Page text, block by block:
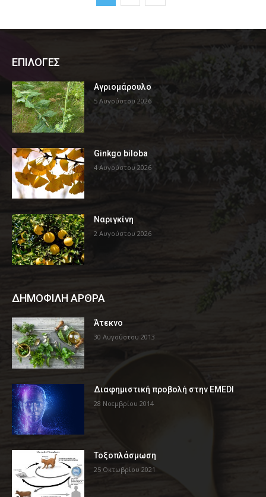
ΕΠΙΛΟΓΕΣ
Αγριομάρουλο
5 Αυγούστου 2026
Ginkgo biloba
4 Αυγούστου 2026
Ναριγκίνη
2 Αυγούστου 2026
ΔΗΜΟΦΙΛΗ ΑΡΘΡΑ
Άτεκνο
30 Αυγούστου 2013
Διαφημιστική προβολή στην EMEDI
28 Νοεμβρίου 2014
Τοξοπλάσμωση
25 Οκτωβρίου 2021